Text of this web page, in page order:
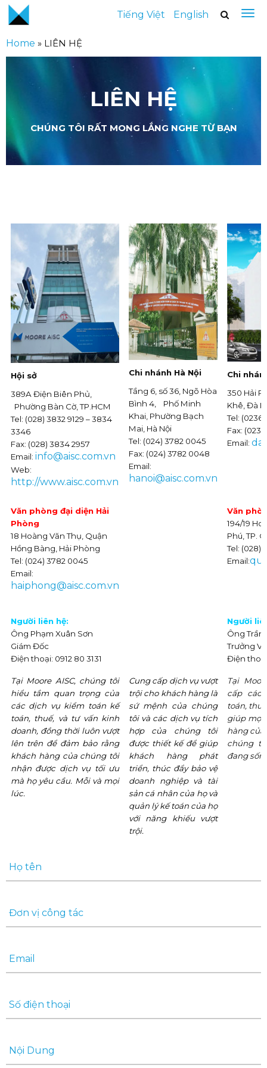
Tiếng Việt English
Home » LIÊN HỆ
LIÊN HỆ
CHÚNG TÔI RẤT MONG LẮNG NGHE TỪ BẠN
Hội sở
389A Điện Biên Phủ,
Phường Bàn Cờ, TP.HCM
Tel: (028) 3832 9129 – 3834
3346
Fax: (028) 3834 2957
Email: info@aisc.com.vn
Web:
http://www.aisc.com.vn
Chi nhánh Hà Nội
Tầng 6, số 36, Ngõ Hòa
Bình 4, Phố Minh
Khai, Phường Bạch
Mai, Hà Nội
Tel: (024) 3782 0045
Fax: (024) 3782 0048
Email:
hanoi@aisc.com.vn
Chi
350 Hải
Khê, Đà
Tel:
Fax:
Email:
Văn phòng đại diện Hải
Phòng
18 Hoàng Văn Thụ, Quận
Hồng Bàng, Hải Phòng
Tel: (024) 3782 0045
Email:
haiphong@aisc.com.vn
Văn
194/19
Phú, TP.
Tel: (028)
Email:
Người liên hệ:
Ông Phạm Xuân Sơn
Giám Đốc
Điện thoại: 0912 80 3131
Người
Ông Trần
Trưởng
Điện
Tại Moore AISC, chúng tôi
hiểu tầm quan trọng của
các dịch vụ kiểm toán kế
toán, thuế, và tư vấn kinh
doanh, đồng thời luôn vượt
lên trên để đảm bảo rằng
khách hàng của chúng tôi
nhận được dịch vụ tối ưu
mà họ yêu cầu. Mỗi và mọi
lúc.
Cung cấp dịch vụ vượt
trội cho khách hàng là
sứ mệnh của chúng
tôi và các dịch vụ tích
hợp của chúng tôi
được thiết kế để giúp
khách hàng phát
triển, thúc đẩy bảo vệ
doanh nghiệp và tài
sản cá nhân của họ và
quản lý kế toán của họ
với năng khiếu vượt
trội.
Tại
cấp các
toán,
giúp mọi
hàng của
chúng
đang
Họ tên
Đơn vị công tác
Email
Số điện thoại
Nội Dung